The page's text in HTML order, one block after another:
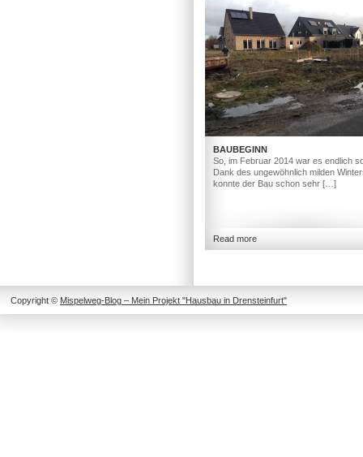
BAUBEGINN
So, im Februar 2014 war es endlich
Dank des ungewöhnlich milden
konnte der Bau schon sehr […]
Read more
Copyright © Mispelweg-Blog – Mein Projekt "Hausbau in Drensteinfurt"